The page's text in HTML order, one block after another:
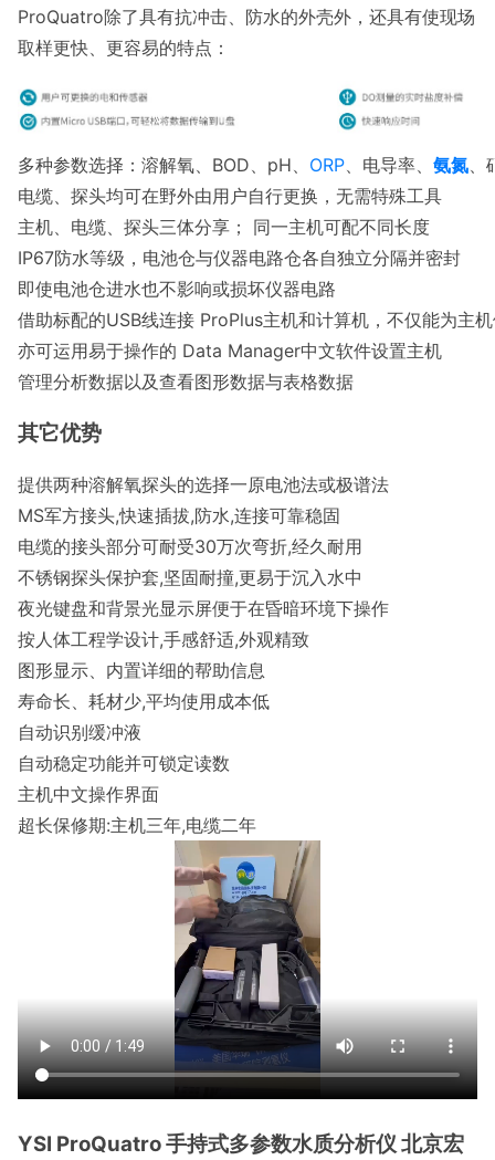
ProQuatro除了具有抗冲击、防水的外壳外，还具有使现场
取样更快、更容易的特点：
多种参数选择：溶解氧、BOD、pH、 ORP 、电导率、 氨氮
电缆、探头均可在野外由用户自行更换，无需特殊工具
主机、电缆、探头三体分享； 同一主机可配不同长度
IP67防水等级，电池仓与仪器电路仓各自独立分隔并密封
即使电池仓进水也不影响或损坏仪器电路
借助标配的USB线连接 ProPlus主机和计算机，不仅能为主
亦可运用易于操作的 Data Manager中文软件设置主机
管理分析数据以及查看图形数据与表格数据
其它优势
提供两种溶解氧探头的选择一原电池法或极谱法
MS军方接头,快速插拔,防水,连接可靠稳固
电缆的接头部分可耐受30万次弯折,经久耐用
不锈钢探头保护套,坚固耐撞,更易于沉入水中
夜光键盘和背景光显示屏便于在昏暗环境下操作
按人体工程学设计,手感舒适,外观精致
图形显示、内置详细的帮助信息
寿命长、耗材少,平均使用成本低
自动识别缓冲液
自动稳定功能并可锁定读数
主机中文操作界面
超长保修期:主机三年,电缆二年
YSI ProQuatro 手持式多参数水质分析仪 北京宏